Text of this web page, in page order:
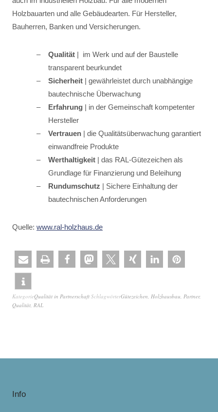
Holzbauarten und alle Gebäudearten. Für Hersteller,
Bauherren, Banken und Versicherungen.
Qualität | im Werk und auf der Baustelle
transparent beurkundet
Sicherheit | gewährleistet durch unabhängige
bautechnische Überwachung
Erfahrung | in der Gemeinschaft kompetenter
Hersteller
Vertrauen | die Qualitätsüberwachung garantiert
einwandfreie Produkte
Werthaltigkeit | das RAL-Gütezeichen als
Grundlage für Finanzierung und Beleihung
Rundumschutz | Sichere Einhaltung der
bautechnischen Anforderungen
Quelle: www.ral-holzhaus.de
KategorieQualität in Partnerschaft SchlagwörterGütezeichen, Holzhausbau, Partner,
Qualität, RAL
Info